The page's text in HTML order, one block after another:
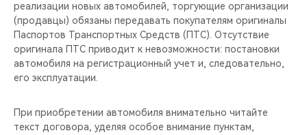
CHERY REMOTE
CHERY И СПОРТ
ВИДЕООБЗОРЫ
реализации новых автомобилей, торгующие организации
(продавцы) обязаны передавать покупателям оригиналы
Паспортов Транспортных Средств (ПТС). Отсутствие
оригинала ПТС приводит к невозможности: постановки
автомобиля на регистрационный учет и, следовательно,
его эксплуатации.
При приобретении автомобиля внимательно читайте
текст договора, уделяя особое внимание пунктам,